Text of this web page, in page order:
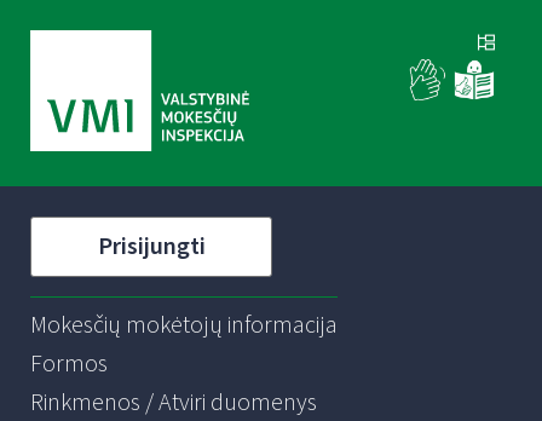
Prisijungti
Mokesčių mokėtojų informacija
Formos
Rinkmenos / Atviri duomenys